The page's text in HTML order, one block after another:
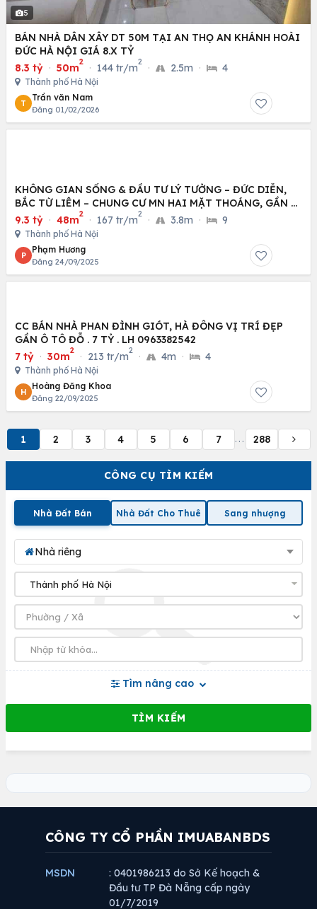
CÔNG CỤ TÌM KIẾM
Nhà Đất Bán Nhà Đất Cho Thuê Sang nhượng
Nhà riêng
Tìm nâng cao
5
BÁN NHÀ DÂN XÂY DT 50M TẠI AN THỌ AN KHÁNH HOÀI
ĐỨC HÀ NỘI GIÁ 8.X TỶ
8.3 tỷ · 50m
2
· 144 tr/m
2
· 2.5m · 4
Thành phố Hà Nội
T
Trần văn Nam
Đăng 01/02/2026
KHÔNG GIAN SỐNG & ĐẦU TƯ LÝ TƯỞNG – ĐỨC DIỄN,
BẮC TỪ LIÊM – CHUNG CƯ MN HAI MẶT THOÁNG, GẦN Ô
TÔ
9.3 tỷ · 48m
2
· 167 tr/m
2
· 3.8m · 9
Thành phố Hà Nội
P
Phạm Hương
Đăng 24/09/2025
CC BÁN NHÀ PHAN ĐÌNH GIÓT, HÀ ĐÔNG VỊ TRÍ ĐẸP
GẦN Ô TÔ ĐỖ . 7 TỶ . LH 0963382542
7 tỷ · 30m
2
· 213 tr/m
2
· 4m · 4
Thành phố Hà Nội
H
Hoàng Đăng Khoa
Đăng 22/09/2025
1 2 3 4 5 6 7 ... 288
CÔNG TY CỔ PHẦN IMUABANBDS
MSDN
: 0401986213 do Sở Kế hoạch &
Đầu tư TP Đà Nẵng cấp ngày
01/7/2019